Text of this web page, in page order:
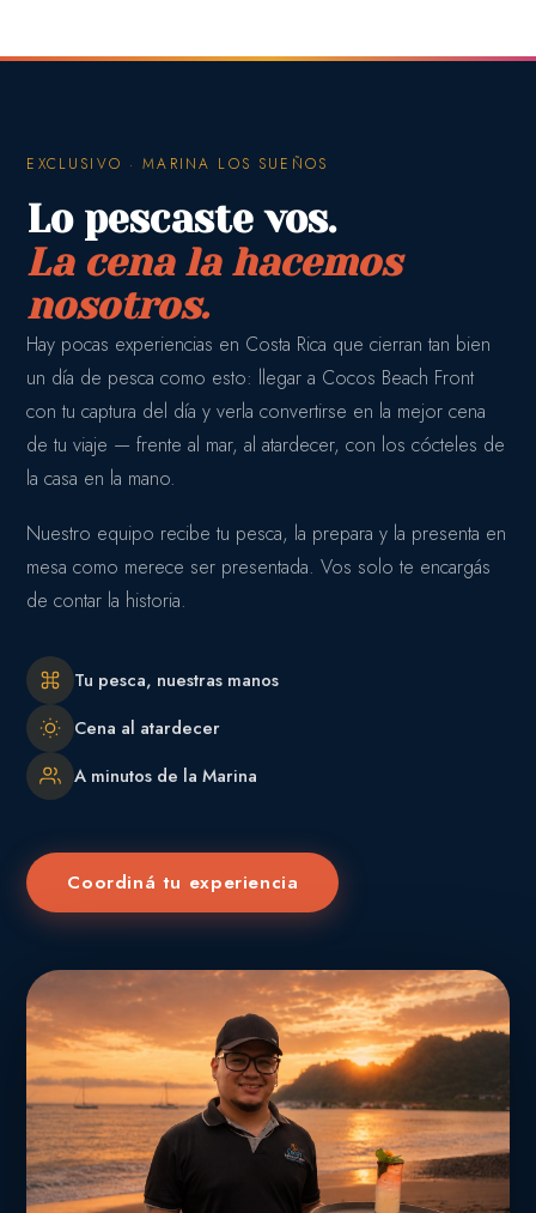
EXCLUSIVO · MARINA LOS SUEÑOS
Lo pescaste vos.
La cena la hacemos
nosotros.
Hay pocas experiencias en Costa Rica que cierran tan bien
un día de pesca como esto: llegar a Cocos Beach Front
con tu captura del día y verla convertirse en la mejor cena
de tu viaje — frente al mar, al atardecer, con los cócteles de
la casa en la mano.
Nuestro equipo recibe tu pesca, la prepara y la presenta en
mesa como merece ser presentada. Vos solo te encargás
de contar la historia.
Tu pesca, nuestras manos
Cena al atardecer
A minutos de la Marina
Coordiná tu experiencia